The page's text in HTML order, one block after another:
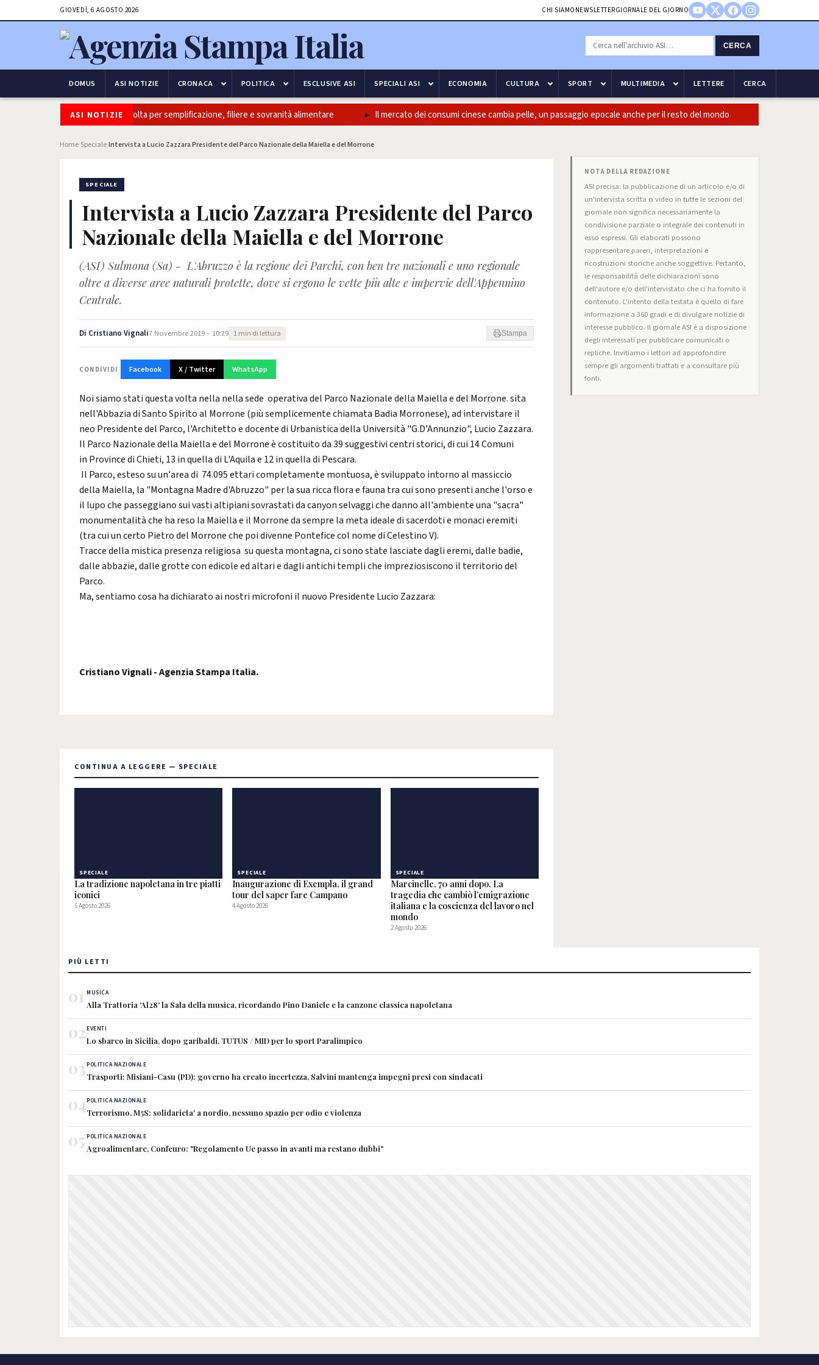
GIOVEDÌ, 6 AGOSTO 2026 CHI SIAMO NEWSLETTERGIORNALE DEL GIORNO
CERCA
DOMUS ASI NOTIZIE CRONACA POLITICA ESCLUSIVE ASI SPECIALI ASI ECONOMIA CULTURA SPORT MULTIMEDIA LETTERE CERCA
ASI NOTIZIE
Coldiretti, ok Camera e’ svolta per semplificazione, filiere e sovranità alimentare Il mercato dei consumi cinese cambia pelle, un passaggio epocale anche per il resto del mondo
Home SpecialeIntervista a Lucio Zazzara Presidente del Parco Nazionale della Maiella e del Morrone
SPECIALE
Intervista a Lucio Zazzara Presidente del Parco
Nazionale della Maiella e del Morrone
(ASI) Sulmona (Sa) - L'Abruzzo è la regione dei Parchi, con ben tre nazionali e uno regionale
oltre a diverse aree naturali protette, dove si ergono le vette più alte e impervie dell'Appennino
Centrale.
Di Cristiano Vignali7 Novembre 2019 – 10:29 1 min di lettura Stampa
CONDIVIDI Facebook X / Twitter WhatsApp
Noi siamo stati questa volta nella nella sede operativa del Parco Nazionale della Maiella e del Morrone. sita
nell'Abbazia di Santo Spirito al Morrone (più semplicemente chiamata Badia Morronese), ad intervistare il
neo Presidente del Parco, l'Architetto e docente di Urbanistica della Università "G.D'Annunzio", Lucio Zazzara.
Il Parco Nazionale della Maiella e del Morrone è costituito da 39 suggestivi centri storici, di cui 14 Comuni
in Province di Chieti, 13 in quella di L'Aquila e 12 in quella di Pescara.
Il Parco, esteso su un'area di 74.095 ettari completamente montuosa, è sviluppato intorno al massiccio
della Maiella, la "Montagna Madre d'Abruzzo" per la sua ricca flora e fauna tra cui sono presenti anche l'orso e
il lupo che passeggiano sui vasti altipiani sovrastati da canyon selvaggi che danno all'ambiente una "sacra"
monumentalità che ha reso la Maiella e il Morrone da sempre la meta ideale di sacerdoti e monaci eremiti
(tra cui un certo Pietro del Morrone che poi divenne Pontefice col nome di Celestino V).
Tracce della mistica presenza religiosa su questa montagna, ci sono state lasciate dagli eremi, dalle badie,
dalle abbazie, dalle grotte con edicole ed altari e dagli antichi templi che impreziosiscono il territorio del
Parco.
Ma, sentiamo cosa ha dichiarato ai nostri microfoni il nuovo Presidente Lucio Zazzara:
Cristiano Vignali - Agenzia Stampa Italia.
NOTA DELLA REDAZIONE
ASI precisa: la pubblicazione di un articolo e/o di
un'intervista scritta o video in tutte le sezioni del
giornale non significa necessariamente la
condivisione parziale o integrale dei contenuti in
esso espressi. Gli elaborati possono
rappresentare pareri, interpretazioni e
ricostruzioni storiche anche soggettive. Pertanto,
le responsabilità delle dichiarazioni sono
dell'autore e/o dell'intervistato che ci ha fornito il
contenuto. L'intento della testata è quello di fare
informazione a 360 gradi e di divulgare notizie di
interesse pubblico. Il giornale ASI è a disposizione
degli interessati per pubblicare comunicati o
repliche. Invitiamo i lettori ad approfondire
sempre gli argomenti trattati e a consultare più
fonti.
CONTINUA A LEGGERE — SPECIALE
SPECIALE
La tradizione napoletana in tre piatti
iconici
5 Agosto 2026
SPECIALE
Inaugurazione di Exempla, il grand
tour del saper fare Campano
4 Agosto 2026
SPECIALE
Marcinelle, 70 anni dopo. La
tragedia che cambiò l’emigrazione
italiana e la coscienza del lavoro nel
mondo
2 Agosto 2026
PIÙ LETTI
01 MUSICA
Alla Trattoria 'Al28' la Sala della musica, ricordando Pino Daniele e la canzone classica napoletana
02EVENTI
Lo sbarco in Sicilia, dopo garibaldi, TUTUS / MID per lo sport Paralimpico
03POLITICA NAZIONALE
Trasporti: Misiani-Casu (PD): governo ha creato incertezza, Salvini mantenga impegni presi con sindacati
04POLITICA NAZIONALE
Terrorismo, M5S: solidarieta' a nordio, nessuno spazio per odio e violenza
05 POLITICA NAZIONALE
Agroalimentare, Confeuro: "Regolamento Ue passo in avanti ma restano dubbi"